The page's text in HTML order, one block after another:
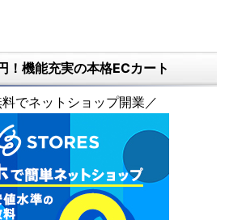
！機能充実の本格ECカート
でネットショップ開業／